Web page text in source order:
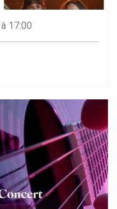
à 17:00